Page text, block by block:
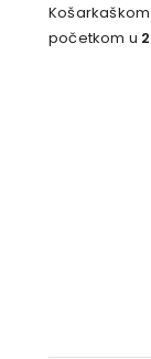
Košarkaškom
početkom u